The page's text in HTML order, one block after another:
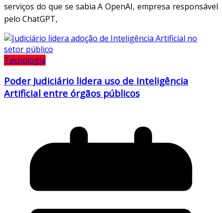
serviços do que se sabia A OpenAI, empresa responsável
pelo ChatGPT,
Tecnologia
Poder Judiciário lidera uso de Inteligência
Artificial entre órgãos públicos